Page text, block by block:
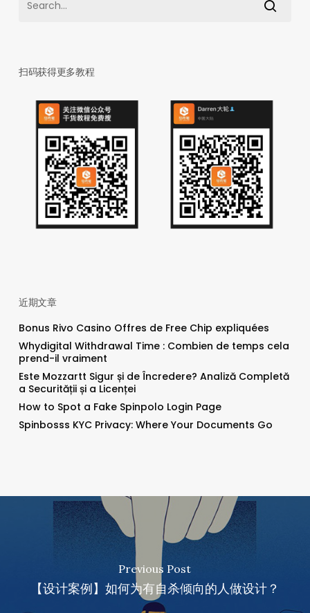
扫码获得更多教程
近期文章
Bonus Rivo Casino Offres de Free Chip expliquées
Whydigital Withdrawal Time : Combien de temps cela
prend-il vraiment
Este Mozzartt Sigur și de Încredere? Analiză Completă
a Securității și a Licenței
How to Spot a Fake Spinpolo Login Page
Spinbosss KYC Privacy: Where Your Documents Go
Previous Post
【设计案例】如何为有自杀倾向的人做设计？